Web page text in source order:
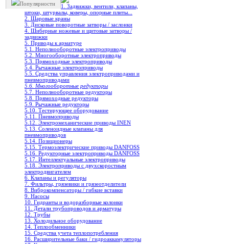
Популярности
1. Задвижки, вентили, клапаны,
штоки, штурвалы, коверы, опорные плиты...
2. Шаровые краны
3. Дисковые поворотные затворы / заслонки
4. Шиберные ножевые и щитовые затворы /
задвижки
5. Приводы к арматуре
5.1. Неполнооборотные электроприводы
5.2. Многооборотные электроприводы
5.3. Прямоходные электроприводы
5.4. Рычажные электроприводы
5.5. Средства управления электроприводами и
пневмоприводами
5.6. Многооборотные редукторы
5.7. Неполнооборотные редукторы
5.8. Прямоходные редукторы
5.9. Рычажные редукторы
5.10. Тестирующее оборудование
5.11. Пневмоприводы
5.12. Электромеханические приводы INEN
5.13. Соленоидные клапаны для
пневмоприводов
5.14. Позиционеры
5.15. Термоэлектрические приводы DANFOSS
5.16. Редукторные электроприводы DANFOSS
5.17. Интеллектуальные электроприводы
5.18. Электроприводы с двухскоростным
электродвигателем
6. Клапаны и регуляторы
7. Фильтры, грязевики и грязеотделители
8. Виброкомпенсаторы / гибкие вставки
9. Насосы
10. Гидранты и водоразборные колонки
11. Детали трубопроводов и арматуры
12. Трубы
13. Холодильное oборудование
14. Теплообменники
15. Средства учета теплопотребления
16. Расширительные баки / гидроаккамуляторы